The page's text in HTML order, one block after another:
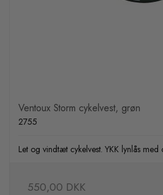
Ventoux Storm cykelvest, grøn
2755
Let og vindtæt cykelvest. YKK lynlås
550,00 DKK